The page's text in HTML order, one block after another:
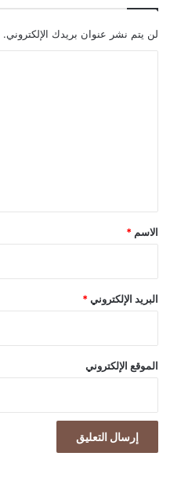
ا
ل
ش
2
1
لن يتم نشر عنوان بريدك الإلكتروني.
*
الاسم *
البريد الإلكتروني *
الموقع الإلكتروني